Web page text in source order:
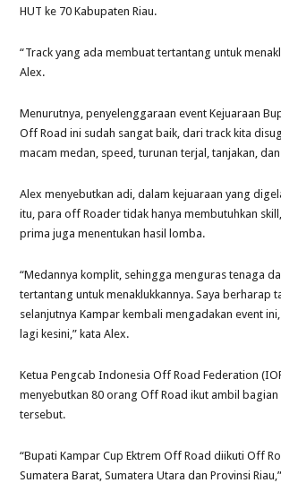
HUT ke 70 Kabupaten Riau.
“Track yang ada membuat tertantang untuk
Alex.
Menurutnya, penyelenggaraan event Kejuaraan
Off Road ini sudah sangat baik, dari track kita
macam medan, speed, turunan terjal, tanjakan,
Alex menyebutkan adi, dalam kejuaraan yang
itu, para off Roader tidak hanya membutuhkan
prima juga menentukan hasil lomba.
“Medannya komplit, sehingga menguras tenaga
tertantang untuk menaklukkannya. Saya berharap
selanjutnya Kampar kembali mengadakan event
lagi kesini,” kata Alex.
Ketua Pengcab Indonesia Off Road Federation
menyebutkan 80 orang Off Road ikut ambil bagian
tersebut.
“Bupati Kampar Cup Ektrem Off Road diikuti Off
Sumatera Barat, Sumatera Utara dan Provinsi